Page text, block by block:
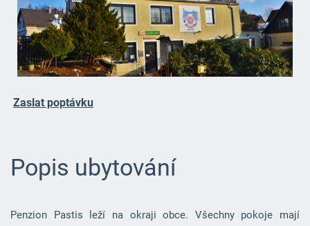
Zaslat poptávku
Popis ubytování
Penzion Pastis leží na okraji obce. Všechny pokoje mají